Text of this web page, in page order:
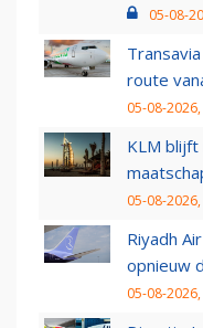
05-08-
route
05-08-
KLM
05-08-
Riyadh
opnieuw
05-08-